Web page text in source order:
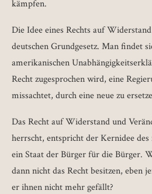
kämpfen.
Die Idee eines Rechts auf
deutschen Grundgesetz. Man findet
amerikanischen
Recht zugesprochen wird, eine
missachtet, durch eine neue zu
Das Recht auf Widerstand und
herrscht, entspricht der Kernidee
ein Staat der Bürger für die Bürger.
dann nicht das Recht besitzen, eben
er ihnen nicht mehr gefällt?